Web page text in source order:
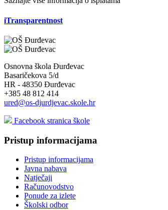
iTransparentnost
Osnovna škola Đurđevac
Basaričekova 5/d
HR - 48350 Đurđevac
+385 48 812 414
ured@os-djurdjevac.skole.hr
Facebook stranica škole
Pristup informacijama
Pristup informacijama
Javna nabava
Natječaji
Računovodstvo
Ponude za izlete
Školski odbor